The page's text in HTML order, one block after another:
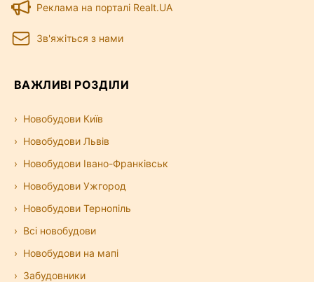
Реклама на порталі Realt.UA
Зв'яжіться з нами
ВАЖЛИВІ РОЗДІЛИ
Новобудови Київ
Новобудови Львів
Новобудови Івано-Франківськ
Новобудови Ужгород
Новобудови Тернопіль
Всі новобудови
Новобудови на мапі
Забудовники